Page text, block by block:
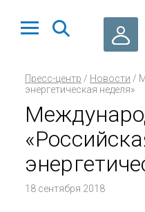
Пресс-центр / Новости /
энергетическая неделя»
18 сентября 2018